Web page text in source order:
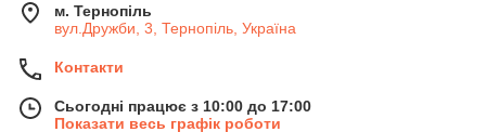
м. Тернопіль
вул.Дружби, 3, Тернопіль, Україна
Контакти
Сьогодні працює з 10:00 до 17:00
Показати весь графік роботи